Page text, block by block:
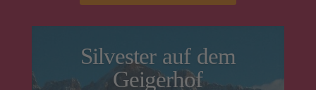
Silvester auf dem
Geigerhof